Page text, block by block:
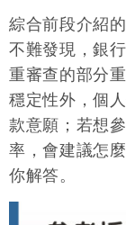
綜合前段介紹
不難發現，銀
重審查的部分
穩定性外，個
款意願；若想
率，會建議怎
你解答。